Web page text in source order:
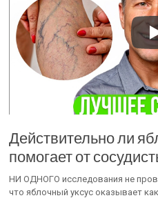
Действительно ли
помогает от
НИ ОДНОГО исследования не
что яблочный уксус оказывает